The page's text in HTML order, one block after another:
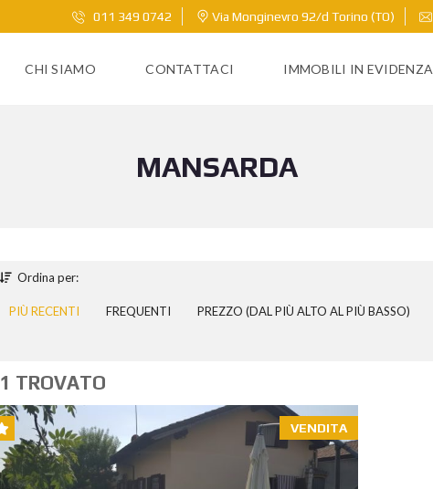
011 349 0742 Via Monginevro 92/d Torino (TO)
CHI SIAMO CONTATTACI IMMOBILI IN EVIDENZA
MANSARDA
Ordina per:
PIÙ RECENTI FREQUENTI PREZZO (DAL PIÙ ALTO AL PIÙ BASSO)
1 TROVATO
VENDITA